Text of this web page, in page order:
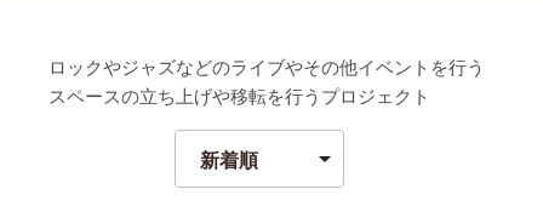
ロックやジャズなどのライブやその他イベントを行う
スペースの立ち上げや移転を行うプロジェクト